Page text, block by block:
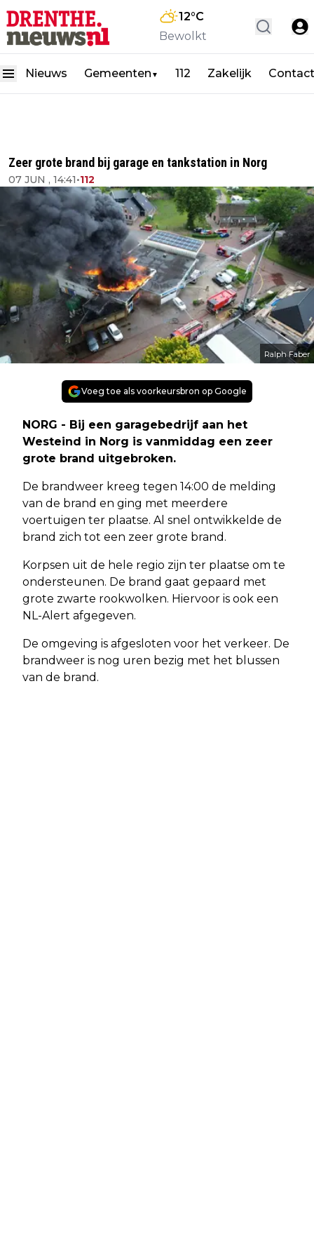
12°C
Bewolkt
Nieuws Gemeenten ▼ 112 Zakelijk Contact
Zeer grote brand bij garage en tankstation in Norg
07 JUN , 14:41•112
Ralph Faber
Voeg toe als voorkeursbron op Google
NORG - Bij een garagebedrijf aan het
Westeind in Norg is vanmiddag een zeer
grote brand uitgebroken.
De brandweer kreeg tegen 14:00 de melding
van de brand en ging met meerdere
voertuigen ter plaatse. Al snel ontwikkelde de
brand zich tot een zeer grote brand.
Korpsen uit de hele regio zijn ter plaatse om te
ondersteunen. De brand gaat gepaard met
grote zwarte rookwolken. Hiervoor is ook een
NL-Alert afgegeven.
De omgeving is afgesloten voor het verkeer. De
brandweer is nog uren bezig met het blussen
van de brand.